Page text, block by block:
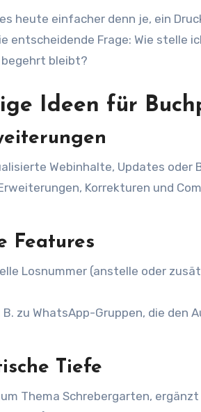
heute einfacher denn je, ein
Frage: Wie stelle
bleibt?
Ideen für
Webinhalte, Updates oder
Korrekturen und
Features
Losnummer (anstelle oder
zu WhatsApp-Gruppen, die den
Tiefe
Thema Schrebergarten,